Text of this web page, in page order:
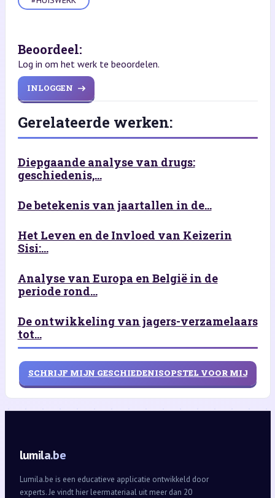
Beoordeel:
Log in om het werk te beoordelen.
INLOGGEN
Gerelateerde werken:
Diepgaande analyse van drugs:
geschiedenis,...
De betekenis van jaartallen in de...
Het Leven en de Invloed van Keizerin
Sisi:...
Analyse van Europa en België in de
periode rond...
De ontwikkeling van jagers-verzamelaars
tot...
SCHRIJF MIJN GESCHIEDENISOPSTEL VOOR MIJ
lumila.be
Lumila.be is een educatieve applicatie ontwikkeld door
experts. Je vindt hier leermateriaal uit meer dan 20